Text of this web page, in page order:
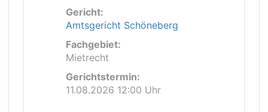
Gericht:
Amtsgericht Schöneberg
Fachgebiet:
Mietrecht
Gerichtstermin:
11.08.2026 12:00 Uhr